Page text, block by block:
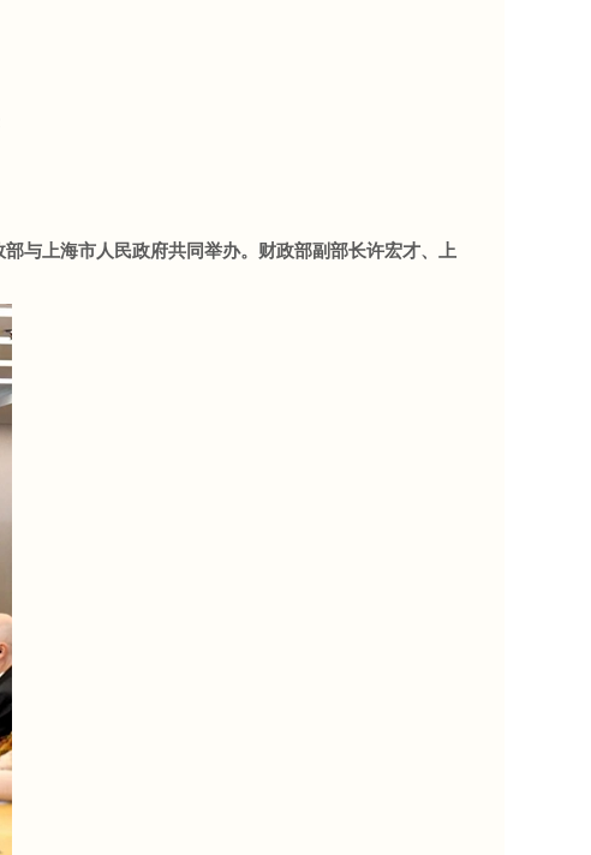
与上海市人民政府共同举办。财政部副部长许宏才、上